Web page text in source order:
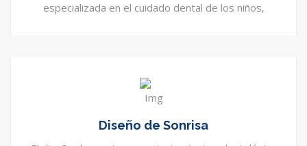
especializada en el cuidado dental de los niños,
Diseño de Sonrisa